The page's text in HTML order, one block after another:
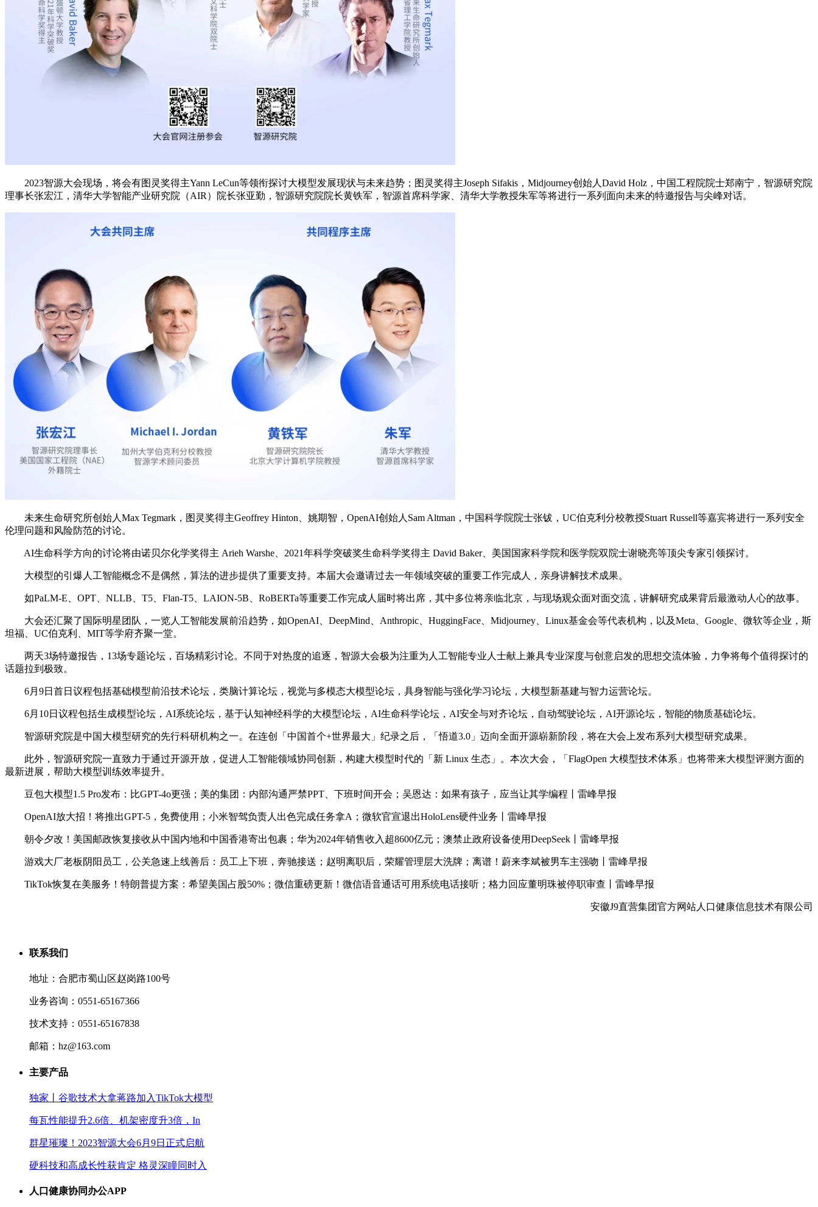
2023智源大会现场，将会有图灵奖得主Yann LeCun等领衔探讨大模型发展现状与未来趋势；图灵奖得主Joseph Sifakis，Midjourney创始人David Holz，中国工程院院士郑南宁，智源研究院
理事长张宏江，清华大学智能产业研究院（AIR）院长张亚勤，智源研究院院长黄铁军，智源首席科学家、清华大学教授朱军等将进行一系列面向未来的特邀报告与尖峰对话。
未来生命研究所创始人Max Tegmark，图灵奖得主Geoffrey Hinton、姚期智，OpenAI创始人Sam Altman，中国科学院院士张钹，UC伯克利分校教授Stuart Russell等嘉宾将进行一系列安全
伦理问题和风险防范的讨论。
AI生命科学方向的讨论将由诺贝尔化学奖得主 Arieh Warshe、2021年科学突破奖生命科学奖得主 David Baker、美国国家科学院和医学院双院士谢晓亮等顶尖专家引领探讨。
大模型的引爆人工智能概念不是偶然，算法的进步提供了重要支持。本届大会邀请过去一年领域突破的重要工作完成人，亲身讲解技术成果。
如PaLM-E、OPT、NLLB、T5、Flan-T5、LAION-5B、RoBERTa等重要工作完成人届时将出席，其中多位将亲临北京，与现场观众面对面交流，讲解研究成果背后最激动人心的故事。
大会还汇聚了国际明星团队，一览人工智能发展前沿趋势，如OpenAI、DeepMind、Anthropic、HuggingFace、Midjourney、Linux基金会等代表机构，以及Meta、Google、微软等企业，斯
坦福、UC伯克利、MIT等学府齐聚一堂。
两天3场特邀报告，13场专题论坛，百场精彩讨论。不同于对热度的追逐，智源大会极为注重为人工智能专业人士献上兼具专业深度与创意启发的思想交流体验，力争将每个值得探讨的
话题拉到极致。
6月9日首日议程包括基础模型前沿技术论坛，类脑计算论坛，视觉与多模态大模型论坛，具身智能与强化学习论坛，大模型新基建与智力运营论坛。
6月10日议程包括生成模型论坛，AI系统论坛，基于认知神经科学的大模型论坛，AI生命科学论坛，AI安全与对齐论坛，自动驾驶论坛，AI开源论坛，智能的物质基础论坛。
智源研究院是中国大模型研究的先行科研机构之一。在连创「中国首个+世界最大」纪录之后，「悟道3.0」迈向全面开源崭新阶段，将在大会上发布系列大模型研究成果。
此外，智源研究院一直致力于通过开源开放，促进人工智能领域协同创新，构建大模型时代的「新 Linux 生态」。本次大会，「FlagOpen 大模型技术体系」也将带来大模型评测方面的
最新进展，帮助大模型训练效率提升。
豆包大模型1.5 Pro发布：比GPT-4o更强；美的集团：内部沟通严禁PPT、下班时间开会；吴恩达：如果有孩子，应当让其学编程丨雷峰早报
OpenAI放大招！将推出GPT-5，免费使用；小米智驾负责人出色完成任务拿A；微软官宣退出HoloLens硬件业务丨雷峰早报
朝令夕改！美国邮政恢复接收从中国内地和中国香港寄出包裹；华为2024年销售收入超8600亿元；澳禁止政府设备使用DeepSeek丨雷峰早报
游戏大厂老板阴阳员工，公关急速上线善后：员工上下班，奔驰接送；赵明离职后，荣耀管理层大洗牌；离谱！蔚来李斌被男车主强吻丨雷峰早报
TikTok恢复在美服务！特朗普提方案：希望美国占股50%；微信重磅更新！微信语音通话可用系统电话接听；格力回应董明珠被停职审查丨雷峰早报
安徽J9直营集团官方网站人口健康信息技术有限公司
联系我们
地址：合肥市蜀山区赵岗路100号
业务咨询：0551-65167366
技术支持：0551-65167838
邮箱：hz@163.com
主要产品
独家丨谷歌技术大拿蒋路加入TikTok大模型
每瓦性能提升2.6倍、机架密度升3倍，In
群星璀璨！2023智源大会6月9日正式启航
硬科技和高成长性获肯定 格灵深瞳同时入
人口健康协同办公APP